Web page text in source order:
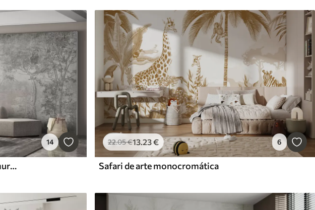
14
Pintura de uma floresta em um muro de pedra
22.05€13.23€ 6
Safari de arte monocromática